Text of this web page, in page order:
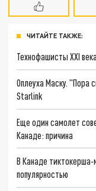
ЧИТАЙТЕ ТАКЖЕ:
Технофашисты XXI века
Оплеуха Маску. "Пора
Starlink
Еще один самолет
Канаде: причина
В Канаде тиктокерша-
популярностью